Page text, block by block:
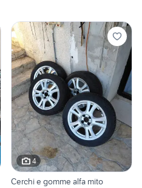
4
Cerchi e gomme alfa mito